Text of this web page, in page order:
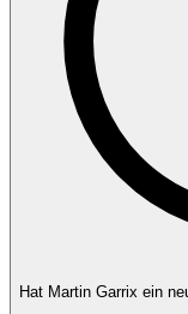
Hat Martin Garrix ein